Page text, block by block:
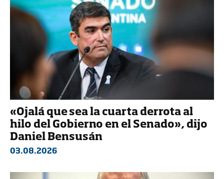
«Ojalá que sea la cuarta derrota al
hilo del Gobierno en el Senado», dijo
Daniel Bensusán
03.08.2026